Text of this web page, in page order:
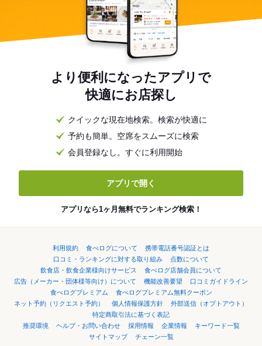
より便利になったアプリで
快適にお店探し
クイックな現在地検索。検索が快適に
予約も簡単。空席をスムーズに検索
会員登録なし。すぐに利用開始
アプリで開く
アプリなら1ヶ月無料でランキング検索！
利用規約 食べログについて
携帯電話番号認証とは
口コミ・ランキングに対する取り組み
点数について
飲食店・飲食企業様向けサービス
食べログ店舗会員について
広告（メーカー・団体様等向け）について
機能改善要望
口コミガイドライン
食べログプレミアム
食べログプレミアム無料クーポン
ネット予約（リクエスト予約）
個人情報保護方針
外部送信（オプトアウト）
特定商取引法に基づく表記
推奨環境
ヘルプ・お問い合わせ 採用情報 企業情報
キーワード一覧
サイトマップ
チェーン一覧